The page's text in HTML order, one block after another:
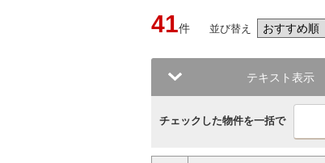
41件 並び替え
テキスト表示
チェックした物件を一括で